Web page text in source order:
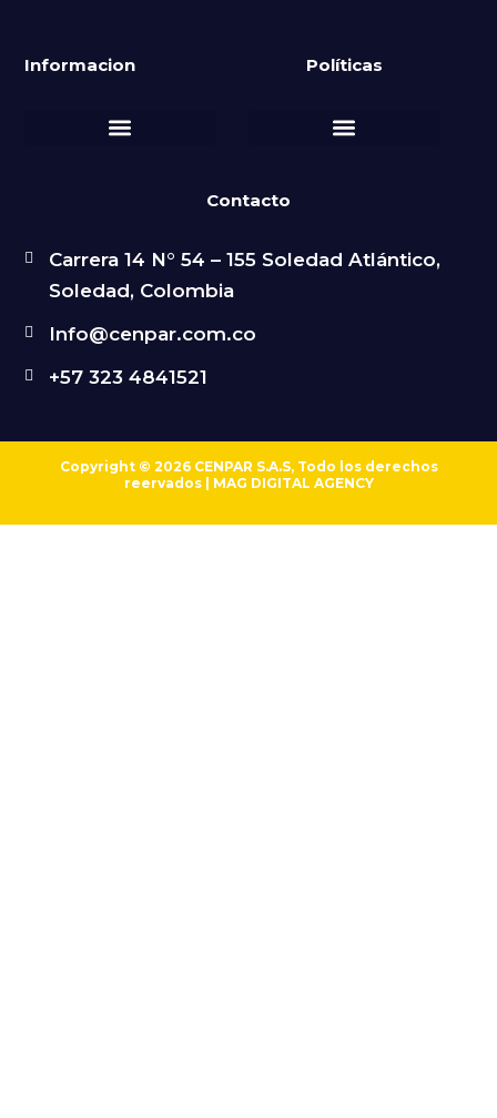
Informacion Políticas
Contacto
Carrera 14 N° 54 – 155 Soledad Atlántico,
Soledad, Colombia
Info@cenpar.com.co
+57 323 4841521
Copyright © 2026 CENPAR S.A.S, Todo los derechos
reervados | MAG DIGITAL AGENCY